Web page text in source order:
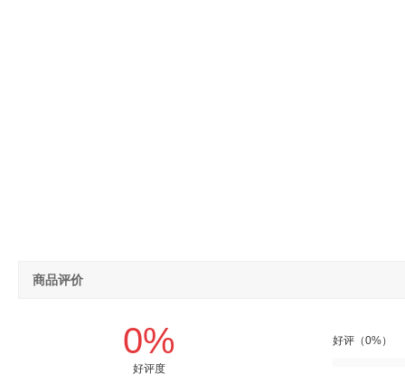
商品评价
0%
好评度
好评（0%）